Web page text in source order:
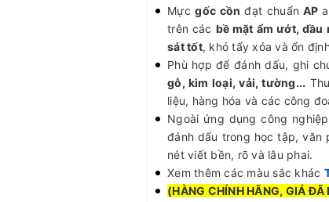
Mựcgốc cồnđạt chuẩn AP
trên các bề mặt ẩm ướt, dầu
sát tốt, khó tẩy xóa và ổn
Phù hợp để đánh dấu, ghi
gỗ, kim loại, vải, tường...
liệu, hàng hóa và các công
Ngoài ứng dụng công
đánh dấu trong học tập, văn
nét viết bền, rõ và lâu phai.
Xem thêm các màu sắc khác
(HÀNG CHÍNH HÃNG, GIÁ ĐÃ